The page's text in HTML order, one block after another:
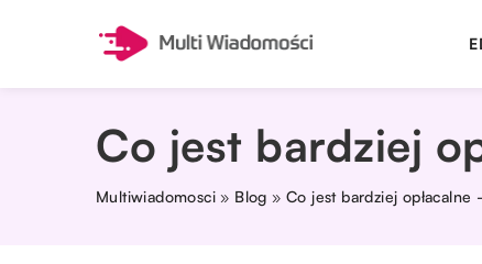
Co jest bardziej
Multiwiadomosci » Blog »Co jest bardziej